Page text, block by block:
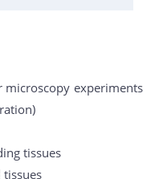
microscopy experiments
tissues
tissues